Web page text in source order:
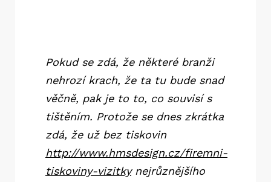
Pokud se zdá, že některé branži
nehrozí krach, že ta tu bude snad
věčně, pak je to to, co souvisí s
tištěním. Protože se dnes zkrátka
zdá, že už bez tiskovin
http://www.hmsdesign.cz/firemni-
tiskoviny-vizitkynejrůznějšího